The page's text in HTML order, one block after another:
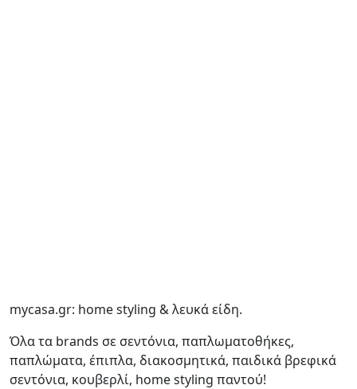
mycasa.gr: home styling & λευκά είδη.
Όλα τα brands σε σεντόνια, παπλωματοθήκες,
παπλώματα, έπιπλα, διακοσμητικά, παιδικά βρεφικά
σεντόνια, κουβερλί, home styling παντού!